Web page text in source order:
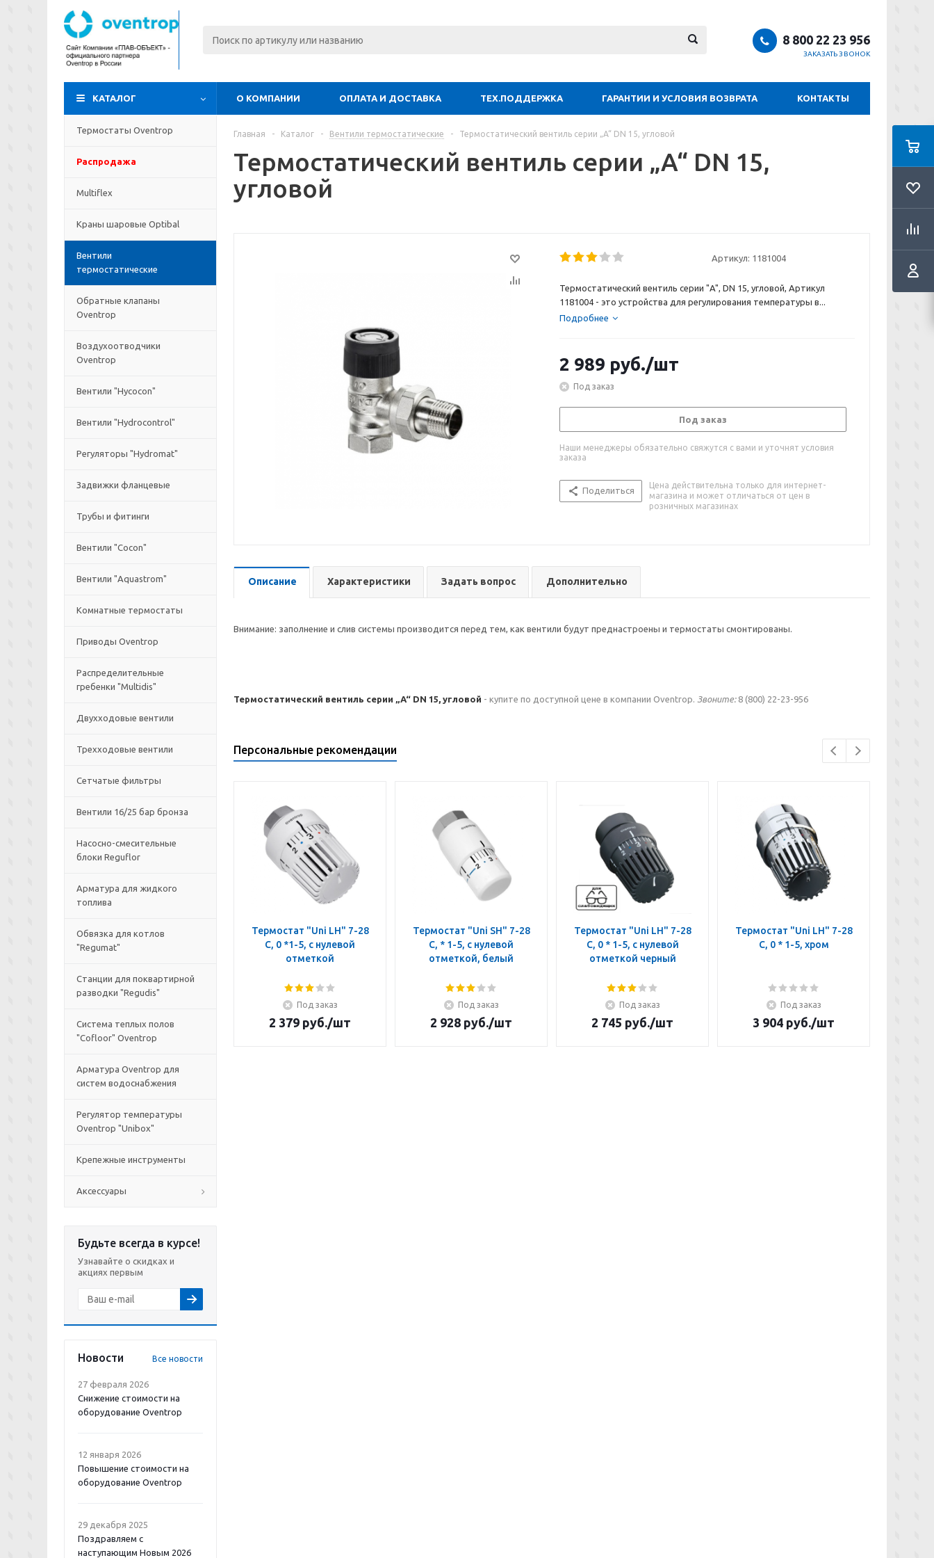
8 800 22 23 956
ЗАКАЗАТЬ ЗВОНОК
КАТАЛОГ О КОМПАНИИ ОПЛАТА И ДОСТАВКА ТЕХ.ПОДДЕРЖКА ГАРАНТИИ И УСЛОВИЯ ВОЗВРАТА КОНТАКТЫ
Термостаты Oventrop
Распродажа
Multiflex
Краны шаровые Optibal
Вентили
термостатические
Обратные клапаны
Oventrop
Воздухоотводчики
Oventrop
Вентили "Hycocon"
Вентили "Hydrocontrol"
Регуляторы "Hydromat"
Задвижки фланцевые
Трубы и фитинги
Вентили "Cocon"
Вентили "Aquastrom"
Комнатные термостаты
Приводы Oventrop
Распределительные
гребенки "Multidis"
Двухходовые вентили
Трехходовые вентили
Сетчатые фильтры
Вентили 16/25 бар бронза
Насосно-смесительные
блоки Reguflor
Арматура для жидкого
топлива
Обвязка для котлов
"Regumat"
Станции для поквартирной
разводки "Regudis"
Система теплых полов
"Cofloor" Oventrop
Арматура Oventrop для
систем водоснабжения
Регулятор температуры
Oventrop "Unibox"
Крепежные инструменты
Аксессуары
Будьте всегда в курсе!
Узнавайте о скидках и
акциях первым
Новости Все новости
27 февраля 2026
Снижение стоимости на
оборудование Oventrop
12 января 2026
Повышение стоимости на
оборудование Oventrop
29 декабря 2025
Поздравляем с
наступающим Новым 2026
Главная - Каталог - Вентили термостатические - Термостатический вентиль серии „A“ DN 15, угловой
Термостатический вентиль серии „A“ DN 15,
угловой
Артикул: 1181004
Термостатический вентиль серии "A", DN 15, угловой, Артикул
1181004 - это устройства для регулирования температуры в...
Подробнее
2 989 руб./шт
Под заказ
Под заказ
Наши менеджеры обязательно свяжутся с вами и уточнят условия
заказа
Поделиться
Цена действительна только для интернет-
магазина и может отличаться от цен в
розничных магазинах
Описание Характеристики Задать вопрос Дополнительно
Внимание: заполнение и слив системы производится перед тем, как вентили будут преднастроены и термостаты смонтированы.
Термостатический вентиль серии „A“ DN 15, угловой - купите по доступной цене в компании Oventrop. Звоните:8 (800) 22-23-956
Персональные рекомендации
Термостат "Uni LH" 7-28
C, 0 *1-5, с нулевой
отметкой
Под заказ
2 379 руб./шт
Термостат "Uni SH" 7-28
C, * 1-5, с нулевой
отметкой, белый
Под заказ
2 928 руб./шт
Термостат "Uni LH" 7-28
C, 0 * 1-5, с нулевой
отметкой черный
Под заказ
2 745 руб./шт
Термостат "Uni LH" 7-28
C, 0 * 1-5, хром
Под заказ
3 904 руб./шт